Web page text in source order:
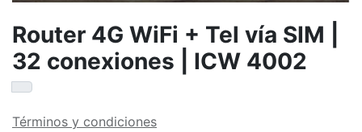
Router 4G WiFi + Tel vía SIM |
32 conexiones | ICW 4002
Términos y condiciones